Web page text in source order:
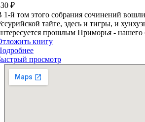
₽
1-й том этого собрания сочинений
тайге, здесь и тигры, и
прошлым Приморья - нашего
книгу
просмотр